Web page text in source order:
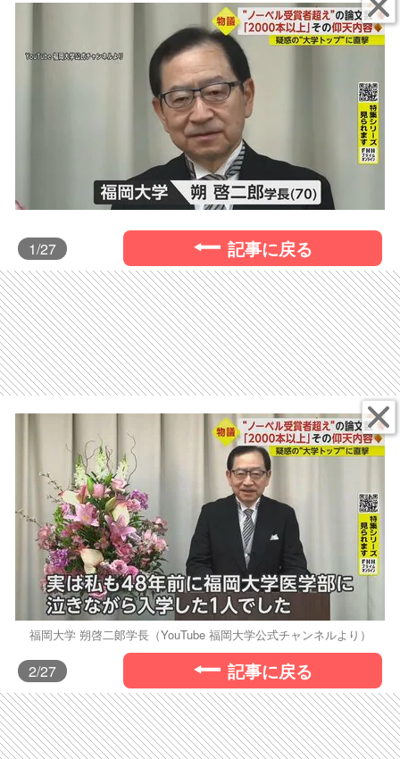
1/27 記事に戻る
福岡大学 朔啓二郞学長（YouTube 福岡大学公式チャンネルより）
2/27 記事に戻る